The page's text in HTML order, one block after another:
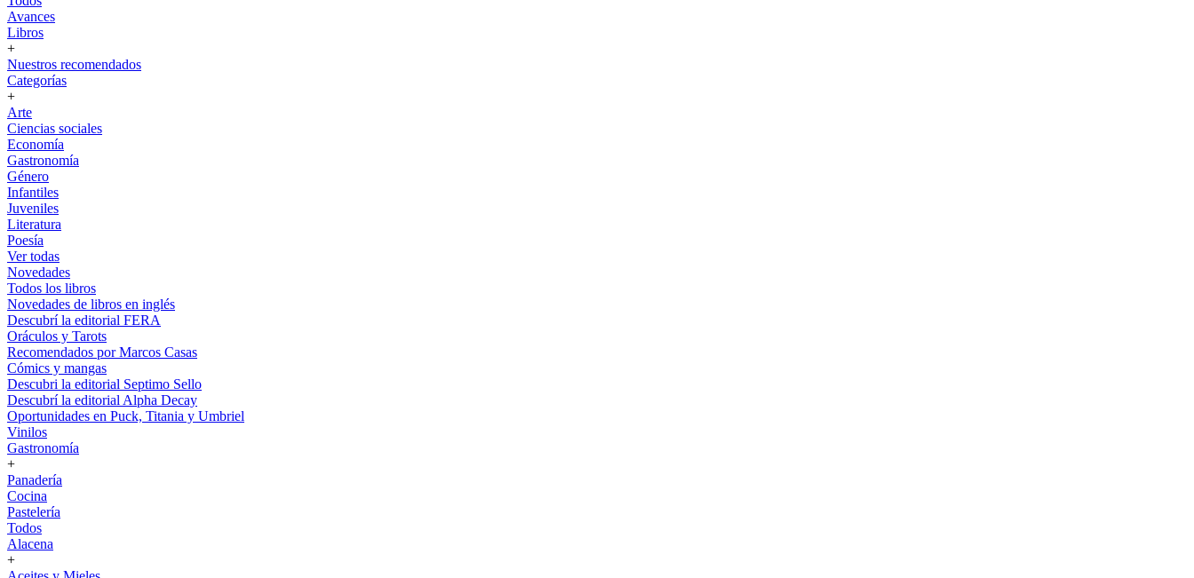
Avances
Libros
+
Nuestros recomendados
Categorías
+
Arte
Ciencias sociales
Economía
Gastronomía
Género
Infantiles
Juveniles
Literatura
Poesía
Ver todas
Novedades
Todos los libros
Novedades de libros en inglés
Descubrí la editorial FERA
Oráculos y Tarots
Recomendados por Marcos Casas
Cómics y mangas
Descubri la editorial Septimo Sello
Descubrí la editorial Alpha Decay
Oportunidades en Puck, Titania y Umbriel
Vinilos
Gastronomía
+
Panadería
Cocina
Pastelería
Todos
Alacena
+